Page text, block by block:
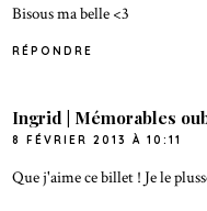
Bisous ma belle <3
RÉPONDRE
Ingrid | Mémorables
8 FÉVRIER 2013 À 10:11
Que j'aime ce billet ! Je le